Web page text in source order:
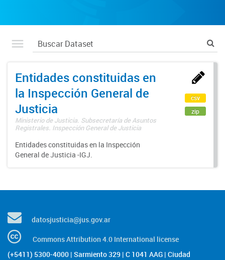
Entidades constituidas en
la Inspección General de
Justicia
Ministerio de Justicia. Subsecretaría de Asuntos
Registrales. Inspección General de Justicia
Entidades constituidas en la Inspección
General de Justicia -IGJ.
csv
zip
datosjusticia@jus.gov.ar
Commons Attribution 4.0 International license
(+5411) 5300-4000 | Sarmiento 329 | C 1041 AAG | Ciudad